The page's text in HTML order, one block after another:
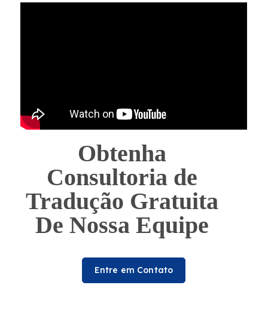
Obtenha
Consultoria de
Tradução Gratuita
De Nossa Equipe
Entre em Contato